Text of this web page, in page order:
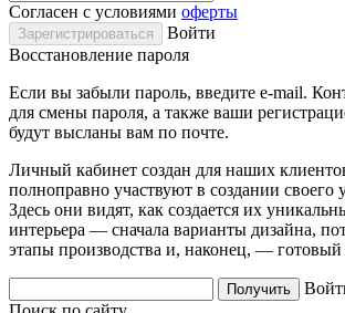
Согласен с условиями оферты
Войти
Восстановление пароля
Если вы забыли пароль, введите e-mail.
для смены пароля, а также ваши
будут высланы вам по почте.
Личный кабинет создан для наших
полноправно участвуют в создании своего
Здесь они видят, как создается их
интерьера — сначала варианты дизайна,
этапы производства и, наконец, — готовый